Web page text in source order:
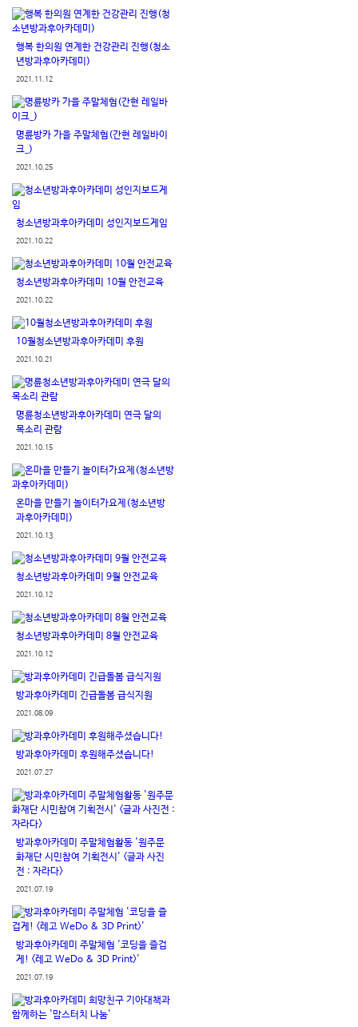
행복 한의원 연계한 건강관리 진행(청소
년방과후아카데미)
2021.11.12
명륜방카 가을 주말체험(간현 레일바이
크_)
2021.10.25
청소년방과후아카데미 성인지보드게임
2021.10.22
청소년방과후아카데미 10월 안전교육
2021.10.22
10월청소년방과후아카데미 후원
2021.10.21
명륜청소년방과후아카데미 연극 달의
목소리 관람
2021.10.15
온마을 만들기 놀이터가요제(청소년방
과후아카데미)
2021.10.13
청소년방과후아카데미 9월 안전교육
2021.10.12
청소년방과후아카데미 8월 안전교육
2021.10.12
방과후아카데미 긴급돌봄 급식지원
2021.08.09
방과후아카데미 후원해주셨습니다!
2021.07.27
방과후아카데미 주말체험활동 '원주문
화재단 시민참여 기획전시' <글과 사진
전 : 자라다>
2021.07.19
방과후아카데미 주말체험 '코딩을 즐겁
게! <레고 WeDo & 3D Print>'
2021.07.19